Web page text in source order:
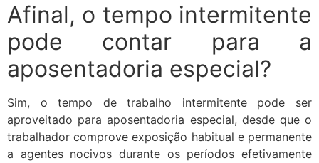
Afinal, o tempo intermitente
pode contar para a
aposentadoria especial?
Sim, o tempo de trabalho intermitente pode ser
aproveitado para aposentadoria especial, desde que o
trabalhador comprove exposição habitual e permanente
a agentes nocivos durante os períodos efetivamente